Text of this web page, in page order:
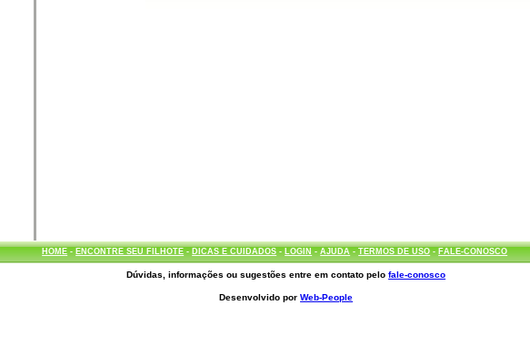
HOME- ENCONTRE SEU FILHOTE- DICAS E CUIDADOS- LOGIN-AJUDA-TERMOS DE USO- FALE-CONOSCO
Dúvidas, informações ou sugestões entre em contato pelofale-conosco
Desenvolvido porWeb-People